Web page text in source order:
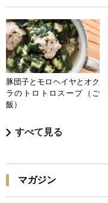
豚団子とモロヘイヤとオク
ラのトロトロスープ（ご
飯）
すべて見る
マガジン